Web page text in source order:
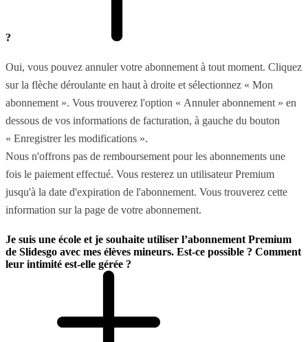
?
Oui, vous pouvez annuler votre abonnement à tout moment. Cliquez
sur la flèche déroulante en haut à droite et sélectionnez « Mon
abonnement ». Vous trouverez l'option « Annuler abonnement » en
dessous de vos informations de facturation, à gauche du bouton
« Enregistrer les modifications ».
Nous n'offrons pas de remboursement pour les abonnements une
fois le paiement effectué. Vous resterez un utilisateur Premium
jusqu'à la date d'expiration de l'abonnement. Vous trouverez cette
information sur la page de votre abonnement.
Je suis une école et je souhaite utiliser l’abonnement Premium
de Slidesgo avec mes élèves mineurs. Est-ce possible ? Comment
leur intimité est-elle gérée ?